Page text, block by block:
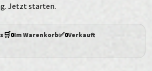
Jetzt starten.
🛒0Im Warenkorb✅0Verkauft